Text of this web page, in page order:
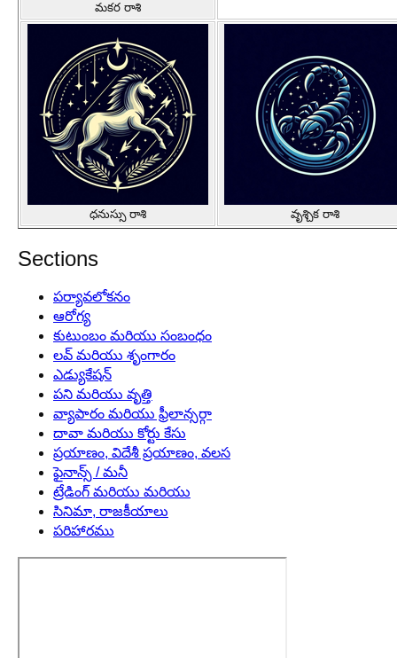
మకర రాశి
ధనుస్సు రాశి వృశ్చిక రాశి
Sections
పర్యావలోకనం
ఆరోగ్య
కుటుంబం మరియు సంబంధం
లవ్ మరియు శృంగారం
ఎడ్యుకేషన్
పని మరియు వృత్తి
వ్యాపారం మరియు ఫ్రీలాన్సర్గా
దావా మరియు కోర్టు కేసు
ప్రయాణం, విదేశీ ప్రయాణం, వలస
ఫైనాన్స్ / మనీ
ట్రేడింగ్ మరియు మరియు
సినిమా, రాజకీయాలు
పరిహారము